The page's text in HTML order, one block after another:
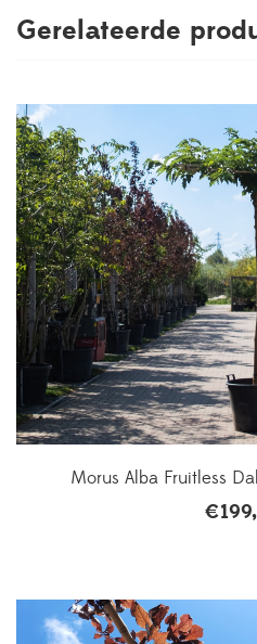
Gerelateerde
Morus Alba Fruitless
€